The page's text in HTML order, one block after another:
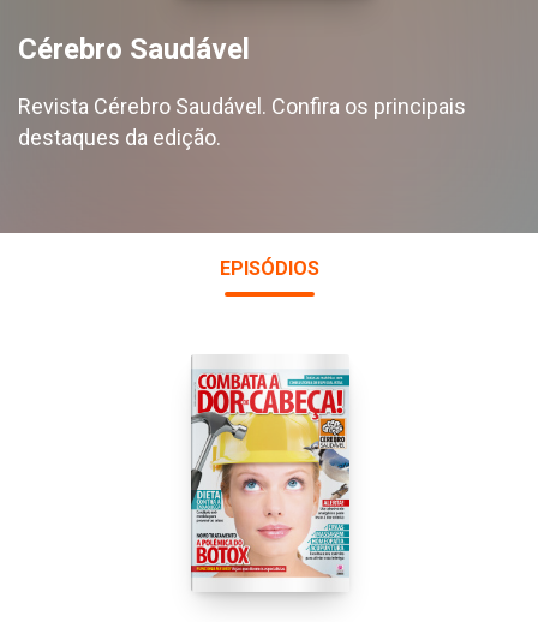
Cérebro Saudável
Revista Cérebro Saudável. Confira os principais
destaques da edição.
EPISÓDIOS